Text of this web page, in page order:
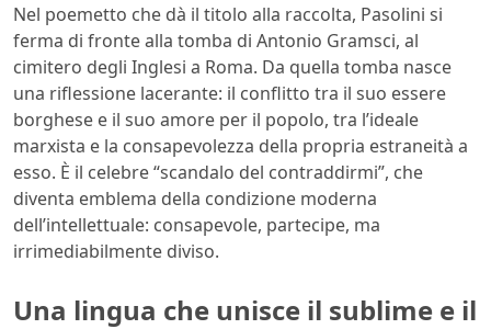
Nel poemetto che dà il titolo alla raccolta, Pasolini si
ferma di fronte alla tomba di Antonio Gramsci, al
cimitero degli Inglesi a Roma. Da quella tomba nasce
una riflessione lacerante: il conflitto tra il suo essere
borghese e il suo amore per il popolo, tra l’ideale
marxista e la consapevolezza della propria estraneità a
esso. È il celebre “scandalo del contraddirmi”, che
diventa emblema della condizione moderna
dell’intellettuale: consapevole, partecipe, ma
irrimediabilmente diviso.
Una lingua che unisce il sublime e il